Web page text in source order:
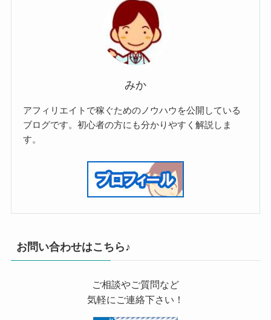
みか
アフィリエイトで稼ぐためのノウハウを公開している
ブログです。初心者の方にも分かりやすく解説しま
す。
お問い合わせはこちら♪
ご相談やご質問など
気軽にご連絡下さい！